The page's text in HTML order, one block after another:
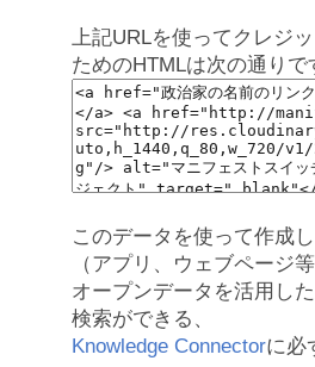
上記URLを使ってクレジ
ためのHTMLは次の通りで
このデータを使って作成
（アプリ、ウェブページ等
オープンデータを活用し
検索ができる、
Knowledge Connectorに必